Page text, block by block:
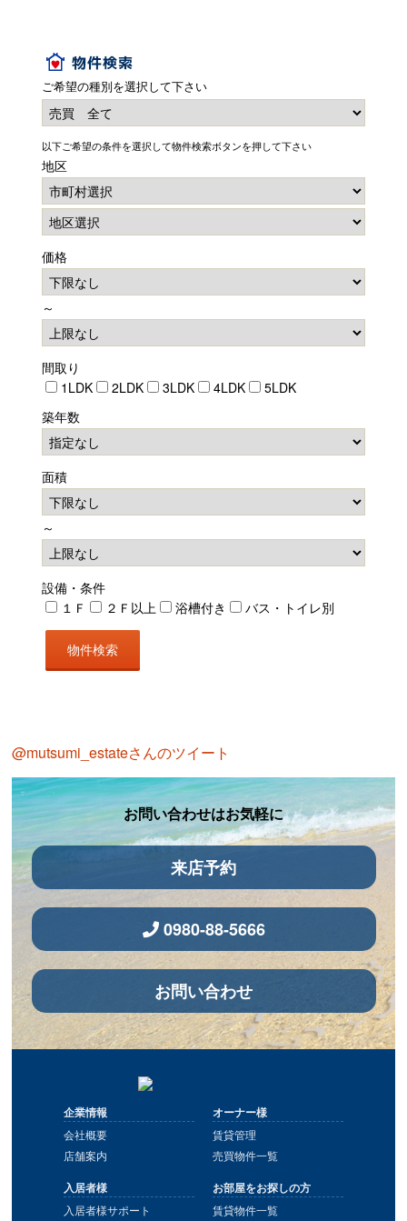
ご希望の種別を選択して下さい
以下ご希望の条件を選択して物件検索ボタンを押して下さい
地区
価格
～
間取り
1LDK
2LDK 3LDK 4LDK
5LDK
築年数
面積
～
設備・条件
１Ｆ
２Ｆ以上 浴槽付き バス・トイレ別
@mutsumi_estateさんのツイート
お問い合わせはお気軽に
来店予約
0980-88-5666
お問い合わせ
企業情報
会社概要
店舗案内
オーナー様
賃貸管理
売買物件一覧
入居者様
入居者様サポート
お部屋をお探しの方
賃貸物件一覧